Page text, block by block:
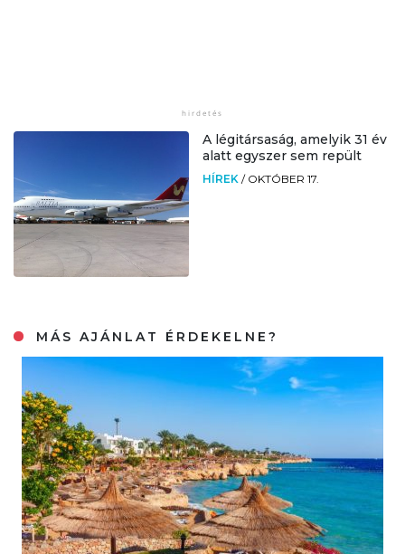
A légitársaság, amelyik 31 év
alatt egyszer sem repült
HÍREK / OKTÓBER 17.
MÁS AJÁNLAT ÉRDEKELNE?